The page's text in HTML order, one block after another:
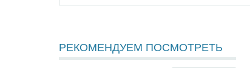
РЕКОМЕНДУЕМ ПОСМОТРЕТЬ